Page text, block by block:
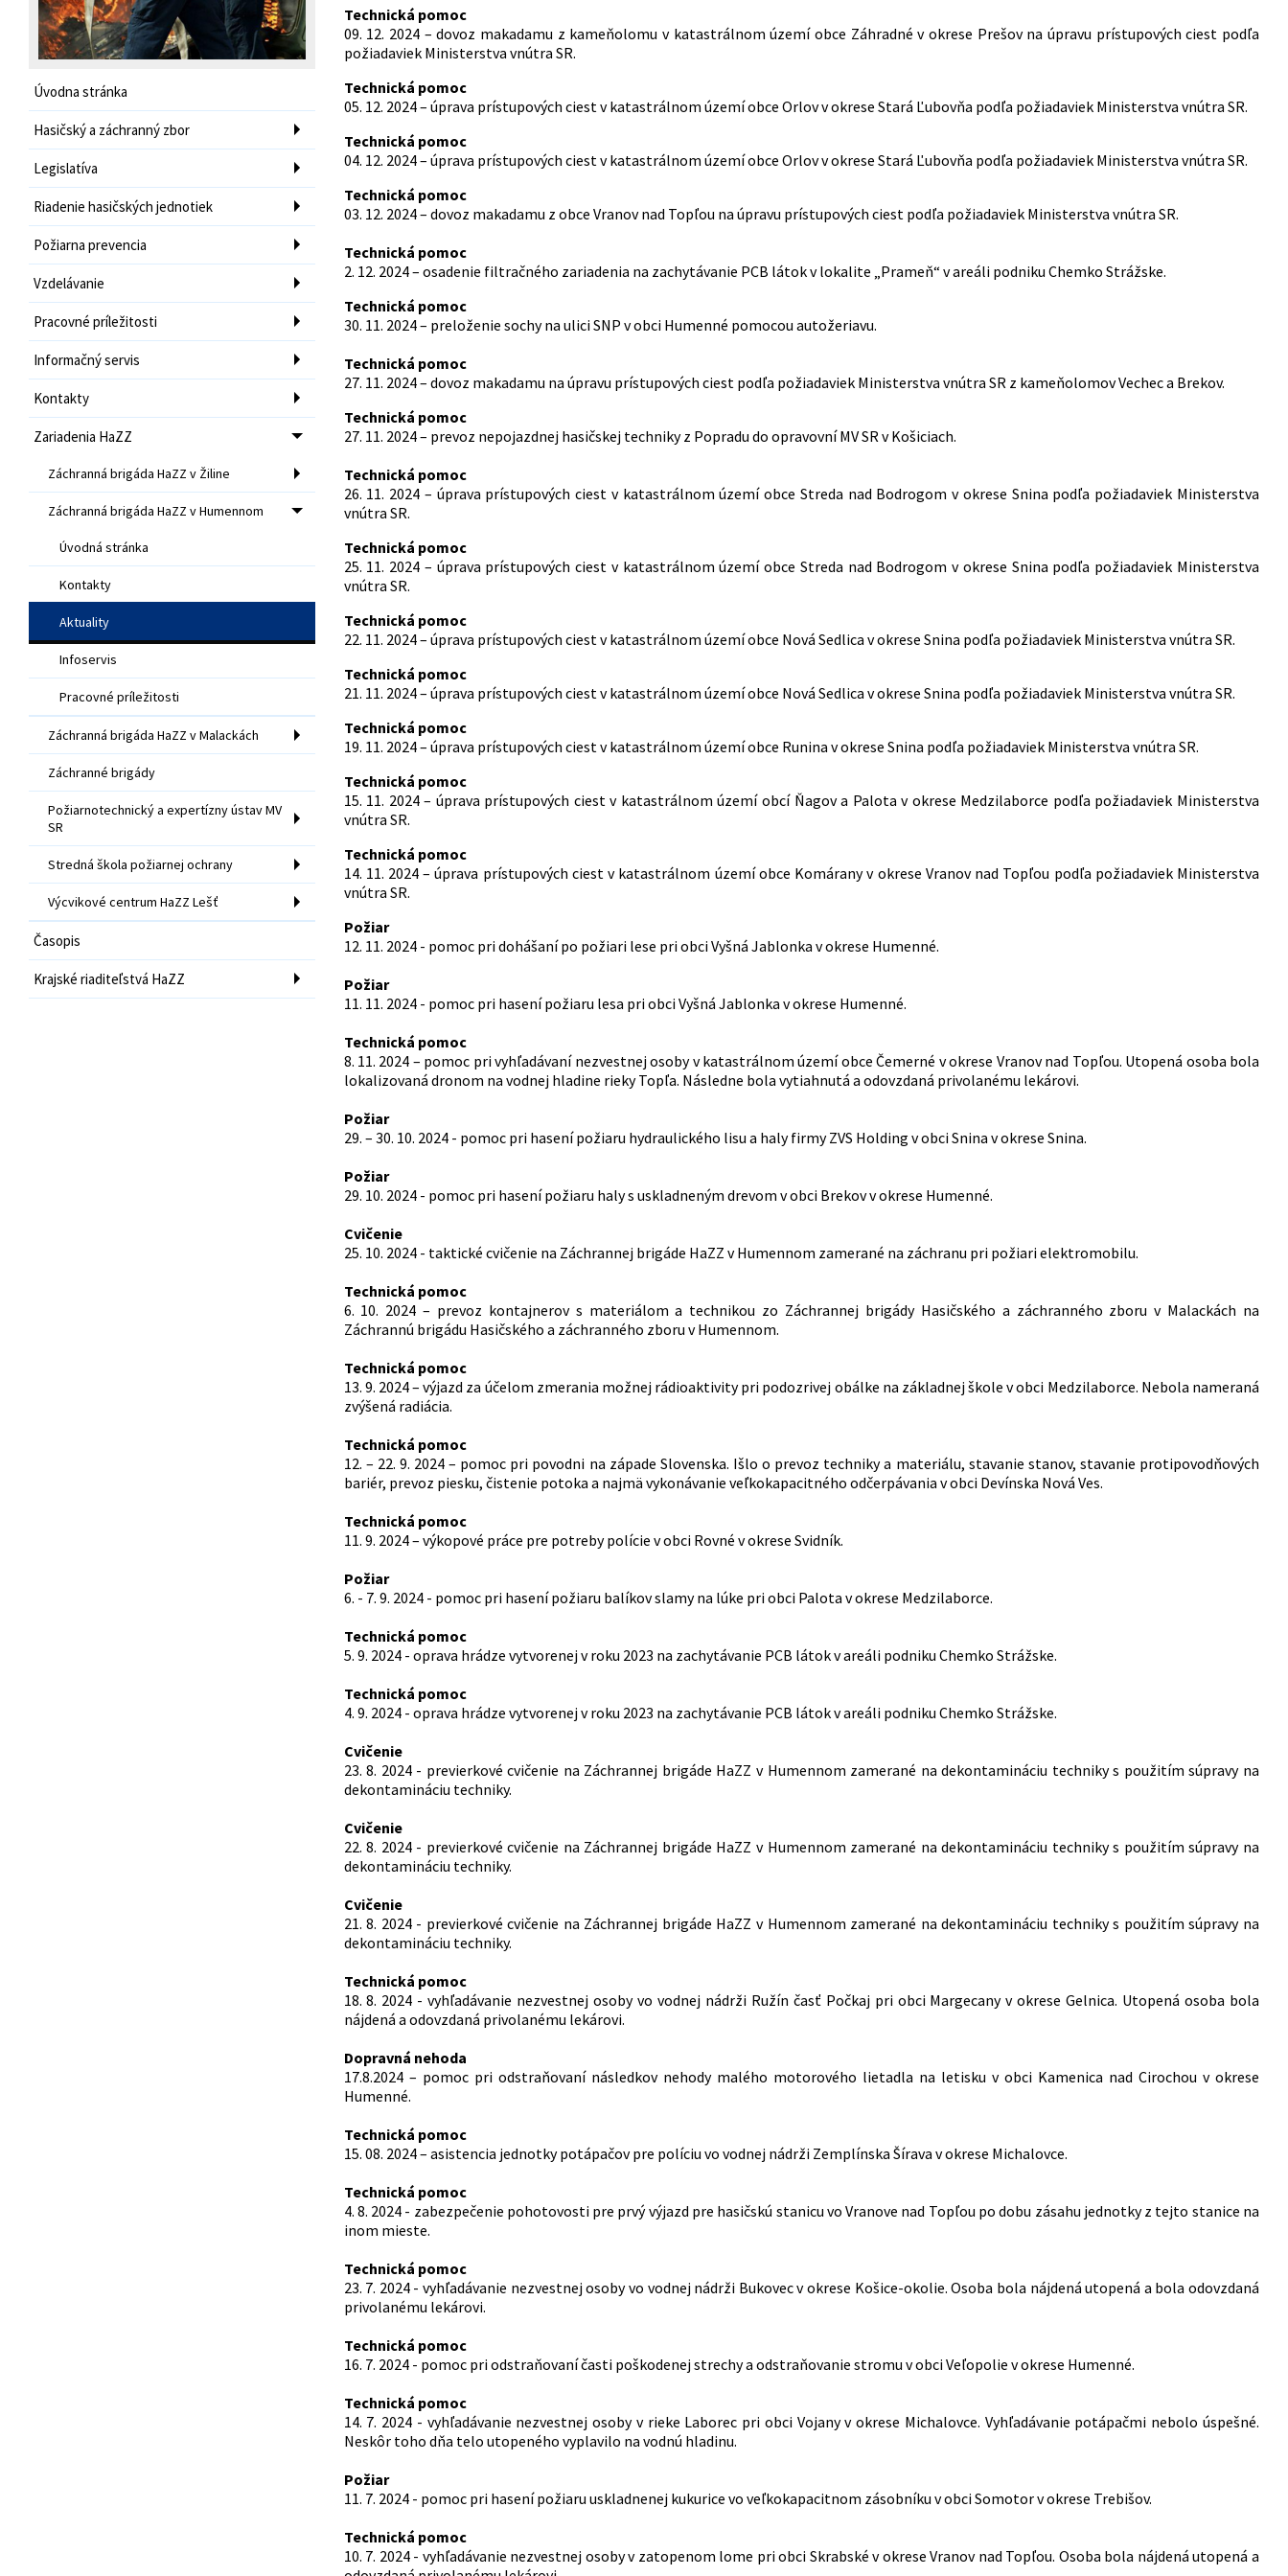
Úvodna stránka
Hasičský a záchranný zbor
Legislatíva
Riadenie hasičských jednotiek
Požiarna prevencia
Vzdelávanie
Pracovné príležitosti
Informačný servis
Kontakty
Zariadenia HaZZ
Záchranná brigáda HaZZ v Žiline
Záchranná brigáda HaZZ v Humennom
Úvodná stránka
Kontakty
Aktuality
Infoservis
Pracovné príležitosti
Záchranná brigáda HaZZ v Malackách
Záchranné brigády
Požiarnotechnický a expertízny ústav MV
SR
Stredná škola požiarnej ochrany
Výcvikové centrum HaZZ Lešť
Časopis
Krajské riaditeľstvá HaZZ
Technická pomoc
09. 12. 2024 – dovoz makadamu z kameňolomu v katastrálnom území obce Záhradné v okrese Prešov na úpravu prístupových ciest podľa
požiadaviek Ministerstva vnútra SR.
Technická pomoc
05. 12. 2024 – úprava prístupových ciest v katastrálnom území obce Orlov v okrese Stará Ľubovňa podľa požiadaviek Ministerstva vnútra SR.
Technická pomoc
04. 12. 2024 – úprava prístupových ciest v katastrálnom území obce Orlov v okrese Stará Ľubovňa podľa požiadaviek Ministerstva vnútra SR.
Technická pomoc
03. 12. 2024 – dovoz makadamu z obce Vranov nad Topľou na úpravu prístupových ciest podľa požiadaviek Ministerstva vnútra SR.
Technická pomoc
2. 12. 2024 – osadenie filtračného zariadenia na zachytávanie PCB látok v lokalite „Prameň“ v areáli podniku Chemko Strážske.
Technická pomoc
30. 11. 2024 – preloženie sochy na ulici SNP v obci Humenné pomocou autožeriavu.
Technická pomoc
27. 11. 2024 – dovoz makadamu na úpravu prístupových ciest podľa požiadaviek Ministerstva vnútra SR z kameňolomov Vechec a Brekov.
Technická pomoc
27. 11. 2024 – prevoz nepojazdnej hasičskej techniky z Popradu do opravovní MV SR v Košiciach.
Technická pomoc
26. 11. 2024 – úprava prístupových ciest v katastrálnom území obce Streda nad Bodrogom v okrese Snina podľa požiadaviek Ministerstva
vnútra SR.
Technická pomoc
25. 11. 2024 – úprava prístupových ciest v katastrálnom území obce Streda nad Bodrogom v okrese Snina podľa požiadaviek Ministerstva
vnútra SR.
Technická pomoc
22. 11. 2024 – úprava prístupových ciest v katastrálnom území obce Nová Sedlica v okrese Snina podľa požiadaviek Ministerstva vnútra SR.
Technická pomoc
21. 11. 2024 – úprava prístupových ciest v katastrálnom území obce Nová Sedlica v okrese Snina podľa požiadaviek Ministerstva vnútra SR.
Technická pomoc
19. 11. 2024 – úprava prístupových ciest v katastrálnom území obce Runina v okrese Snina podľa požiadaviek Ministerstva vnútra SR.
Technická pomoc
15. 11. 2024 – úprava prístupových ciest v katastrálnom území obcí Ňagov a Palota v okrese Medzilaborce podľa požiadaviek Ministerstva
vnútra SR.
Technická pomoc
14. 11. 2024 – úprava prístupových ciest v katastrálnom území obce Komárany v okrese Vranov nad Topľou podľa požiadaviek Ministerstva
vnútra SR.
Požiar
12. 11. 2024 - pomoc pri dohášaní po požiari lese pri obci Vyšná Jablonka v okrese Humenné.
Požiar
11. 11. 2024 - pomoc pri hasení požiaru lesa pri obci Vyšná Jablonka v okrese Humenné.
Technická pomoc
8. 11. 2024 – pomoc pri vyhľadávaní nezvestnej osoby v katastrálnom území obce Čemerné v okrese Vranov nad Topľou. Utopená osoba bola
lokalizovaná dronom na vodnej hladine rieky Topľa. Následne bola vytiahnutá a odovzdaná privolanému lekárovi.
Požiar
29. – 30. 10. 2024 - pomoc pri hasení požiaru hydraulického lisu a haly firmy ZVS Holding v obci Snina v okrese Snina.
Požiar
29. 10. 2024 - pomoc pri hasení požiaru haly s uskladneným drevom v obci Brekov v okrese Humenné.
Cvičenie
25. 10. 2024 - taktické cvičenie na Záchrannej brigáde HaZZ v Humennom zamerané na záchranu pri požiari elektromobilu.
Technická pomoc
6. 10. 2024 – prevoz kontajnerov s materiálom a technikou zo Záchrannej brigády Hasičského a záchranného zboru v Malackách na
Záchrannú brigádu Hasičského a záchranného zboru v Humennom.
Technická pomoc
13. 9. 2024 – výjazd za účelom zmerania možnej rádioaktivity pri podozrivej obálke na základnej škole v obci Medzilaborce. Nebola nameraná
zvýšená radiácia.
Technická pomoc
12. – 22. 9. 2024 – pomoc pri povodni na západe Slovenska. Išlo o prevoz techniky a materiálu, stavanie stanov, stavanie protipovodňových
bariér, prevoz piesku, čistenie potoka a najmä vykonávanie veľkokapacitného odčerpávania v obci Devínska Nová Ves.
Technická pomoc
11. 9. 2024 – výkopové práce pre potreby polície v obci Rovné v okrese Svidník.
Požiar
6. - 7. 9. 2024 - pomoc pri hasení požiaru balíkov slamy na lúke pri obci Palota v okrese Medzilaborce.
Technická pomoc
5. 9. 2024 - oprava hrádze vytvorenej v roku 2023 na zachytávanie PCB látok v areáli podniku Chemko Strážske.
Technická pomoc
4. 9. 2024 - oprava hrádze vytvorenej v roku 2023 na zachytávanie PCB látok v areáli podniku Chemko Strážske.
Cvičenie
23. 8. 2024 - previerkové cvičenie na Záchrannej brigáde HaZZ v Humennom zamerané na dekontamináciu techniky s použitím súpravy na
dekontamináciu techniky.
Cvičenie
22. 8. 2024 - previerkové cvičenie na Záchrannej brigáde HaZZ v Humennom zamerané na dekontamináciu techniky s použitím súpravy na
dekontamináciu techniky.
Cvičenie
21. 8. 2024 - previerkové cvičenie na Záchrannej brigáde HaZZ v Humennom zamerané na dekontamináciu techniky s použitím súpravy na
dekontamináciu techniky.
Technická pomoc
18. 8. 2024 - vyhľadávanie nezvestnej osoby vo vodnej nádrži Ružín časť Počkaj pri obci Margecany v okrese Gelnica. Utopená osoba bola
nájdená a odovzdaná privolanému lekárovi.
Dopravná nehoda
17.8.2024 – pomoc pri odstraňovaní následkov nehody malého motorového lietadla na letisku v obci Kamenica nad Cirochou v okrese
Humenné.
Technická pomoc
15. 08. 2024 – asistencia jednotky potápačov pre políciu vo vodnej nádrži Zemplínska Šírava v okrese Michalovce.
Technická pomoc
4. 8. 2024 - zabezpečenie pohotovosti pre prvý výjazd pre hasičskú stanicu vo Vranove nad Topľou po dobu zásahu jednotky z tejto stanice na
inom mieste.
Technická pomoc
23. 7. 2024 - vyhľadávanie nezvestnej osoby vo vodnej nádrži Bukovec v okrese Košice-okolie. Osoba bola nájdená utopená a bola odovzdaná
privolanému lekárovi.
Technická pomoc
16. 7. 2024 - pomoc pri odstraňovaní časti poškodenej strechy a odstraňovanie stromu v obci Veľopolie v okrese Humenné.
Technická pomoc
14. 7. 2024 - vyhľadávanie nezvestnej osoby v rieke Laborec pri obci Vojany v okrese Michalovce. Vyhľadávanie potápačmi nebolo úspešné.
Neskôr toho dňa telo utopeného vyplavilo na vodnú hladinu.
Požiar
11. 7. 2024 - pomoc pri hasení požiaru uskladnenej kukurice vo veľkokapacitnom zásobníku v obci Somotor v okrese Trebišov.
Technická pomoc
10. 7. 2024 - vyhľadávanie nezvestnej osoby v zatopenom lome pri obci Skrabské v okrese Vranov nad Topľou. Osoba bola nájdená utopená a